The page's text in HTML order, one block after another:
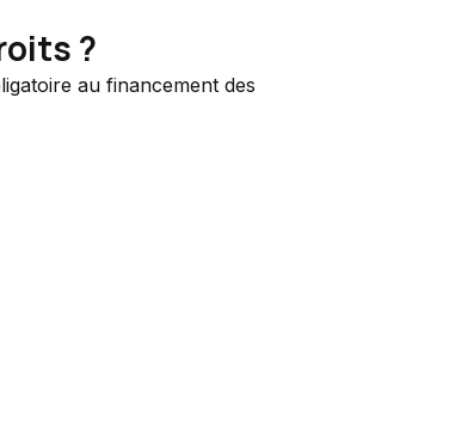
?
au financement des